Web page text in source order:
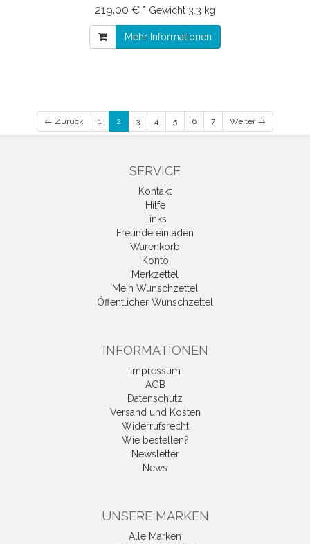
219.00 € * Gewicht 3.3 kg
Mehr Informationen
← Zurück 1 2 3 4 5 6 7 Weiter →
SERVICE
Kontakt
Hilfe
Links
Freunde einladen
Warenkorb
Konto
Merkzettel
Mein Wunschzettel
Öffentlicher Wunschzettel
INFORMATIONEN
Impressum
AGB
Datenschutz
Versand und Kosten
Widerrufsrecht
Wie bestellen?
Newsletter
News
UNSERE MARKEN
Alle Marken